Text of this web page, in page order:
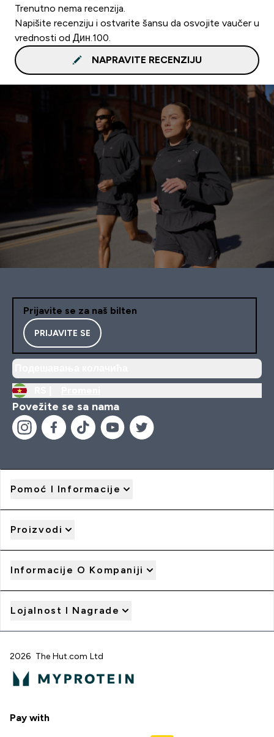
Trenutno nema recenzija.
Napišite recenziju i ostvarite šansu da osvojite vaučer u
vrednosti od Дин.100.
NAPRAVITE RECENZIJU
Prijavite se za naš bilten
PRIJAVITE SE
Povežite se sa nama
Pomoć I Informacije
Proizvodi
Informacije O Kompaniji
Lojalnost I Nagrade
2026 The Hut.com Ltd
Pay with